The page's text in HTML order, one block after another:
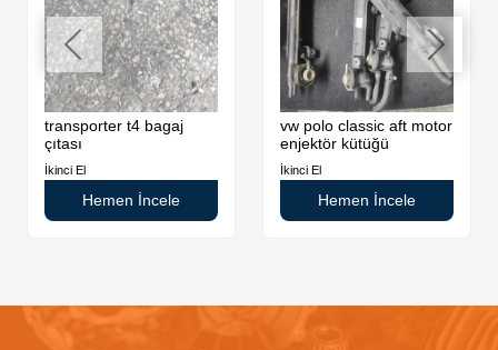
transporter t4 bagaj
çıtası
İkinci El
Hemen İncele
vw polo classic aft motor
enjektör kütüğü
İkinci El
Hemen İncele